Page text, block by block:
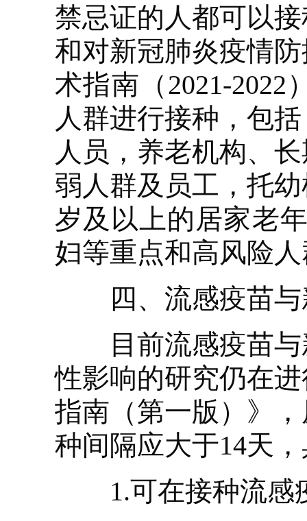
禁忌证的人都可以
和对新冠肺炎疫情
术指南（2021-
人群进行接种，包
人员，养老机构、
弱人群及员工，托
岁及以上的居家老
妇等重点和高风险
四、流感疫苗与
目前流感疫苗与
性影响的研究仍在
指南（第一版）》
种间隔应大于14天
1.可在接种流感